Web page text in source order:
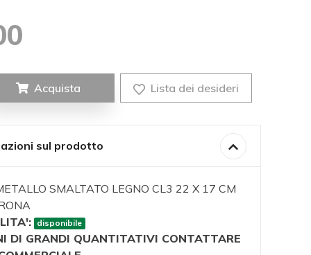
Acquista Lista dei desideri
sul prodotto
SMALTATO LEGNO CL3 22 X 17 CM
disponibile
DI GRANDI QUANTITATIVI CONTATTARE